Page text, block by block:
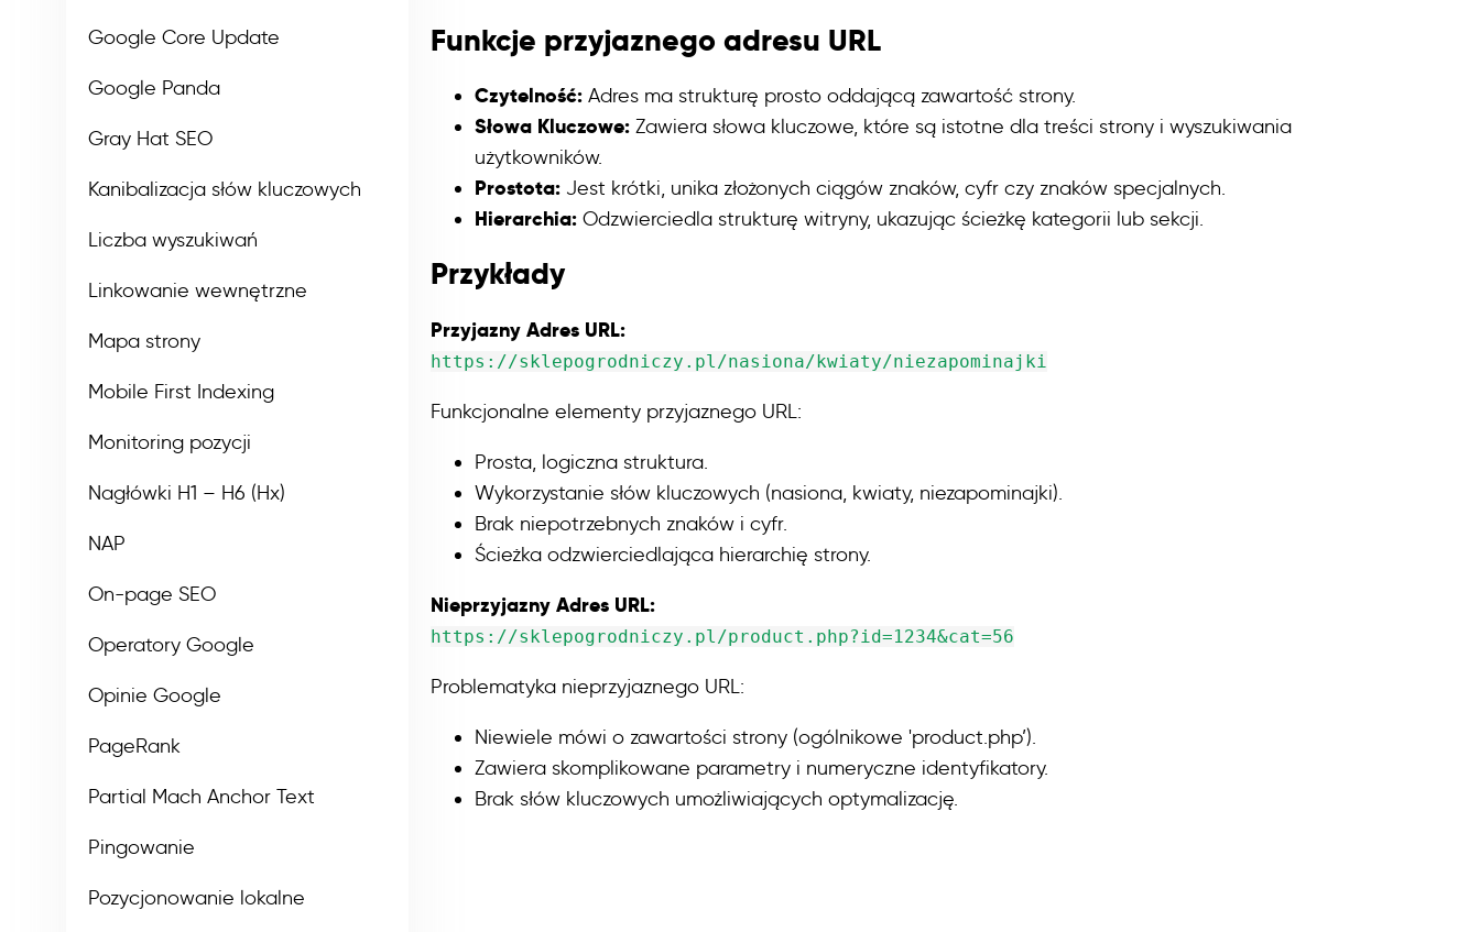
Google Core Update
Google Panda
Gray Hat SEO
Kanibalizacja słów kluczowych
Liczba wyszukiwań
Linkowanie wewnętrzne
Mapa strony
Mobile First Indexing
Monitoring pozycji
Nagłówki H1 – H6 (Hx)
NAP
On-page SEO
Operatory Google
Opinie Google
PageRank
Partial Mach Anchor Text
Pingowanie
Pozycjonowanie lokalne
Funkcje przyjaznego adresu URL
Czytelność: Adres ma strukturę prosto oddającą zawartość strony.
Słowa Kluczowe: Zawiera słowa kluczowe, które są istotne dla treści strony i wyszukiwania
użytkowników.
Prostota: Jest krótki, unika złożonych ciągów znaków, cyfr czy znaków specjalnych.
Hierarchia: Odzwierciedla strukturę witryny, ukazując ścieżkę kategorii lub sekcji.
Przykłady
Przyjazny Adres URL:
https://sklepogrodniczy.pl/nasiona/kwiaty/niezapominajki
Funkcjonalne elementy przyjaznego URL:
Prosta, logiczna struktura.
Wykorzystanie słów kluczowych (nasiona, kwiaty, niezapominajki).
Brak niepotrzebnych znaków i cyfr.
Ścieżka odzwierciedlająca hierarchię strony.
Nieprzyjazny Adres URL:
https://sklepogrodniczy.pl/product.php?id=1234&cat=56
Problematyka nieprzyjaznego URL:
Niewiele mówi o zawartości strony (ogólnikowe 'product.php’).
Zawiera skomplikowane parametry i numeryczne identyfikatory.
Brak słów kluczowych umożliwiających optymalizację.